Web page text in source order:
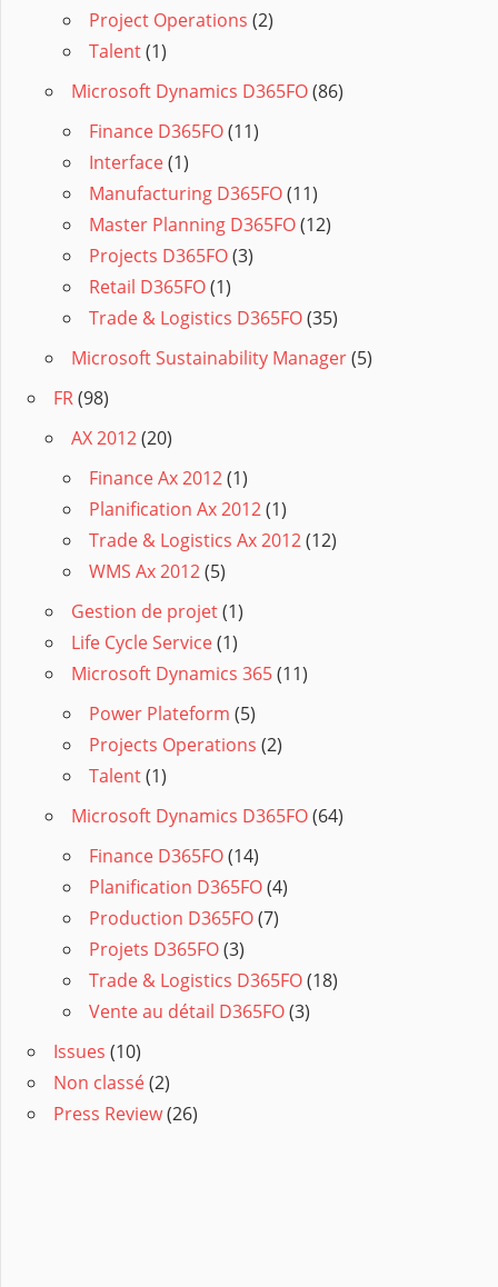
Project Operations (2)
Talent(1)
Microsoft Dynamics D365FO(86)
Finance D365FO(11)
Interface(1)
Manufacturing D365FO(11)
Master Planning D365FO(12)
Projects D365FO(3)
Retail D365FO(1)
Trade & Logistics D365FO(35)
Microsoft Sustainability Manager(5)
FR(98)
AX 2012(20)
Finance Ax 2012(1)
Planification Ax 2012(1)
Trade & Logistics Ax 2012(12)
WMS Ax 2012(5)
Gestion de projet(1)
Life Cycle Service(1)
Microsoft Dynamics 365(11)
Power Plateform (5)
Projects Operations (2)
Talent(1)
Microsoft Dynamics D365FO(64)
Finance D365FO(14)
Planification D365FO(4)
Production D365FO(7)
Projets D365FO(3)
Trade & Logistics D365FO(18)
Vente au détail D365FO(3)
Issues (10)
Non classé(2)
Press Review(26)